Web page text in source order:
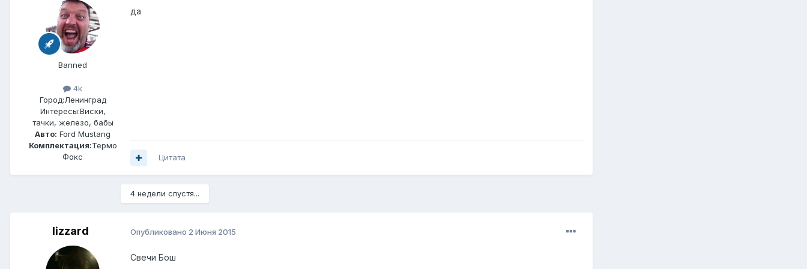
Banned
4k
Город:Ленинград
Интересы:Виски,
тачки, железо, бабы
Авто: Ford Mustang
Комплектация:Термо
Фокс
да
Цитата
4 недели спустя...
lizzard Опубликовано 2 Июня 2015
Свечи Бош